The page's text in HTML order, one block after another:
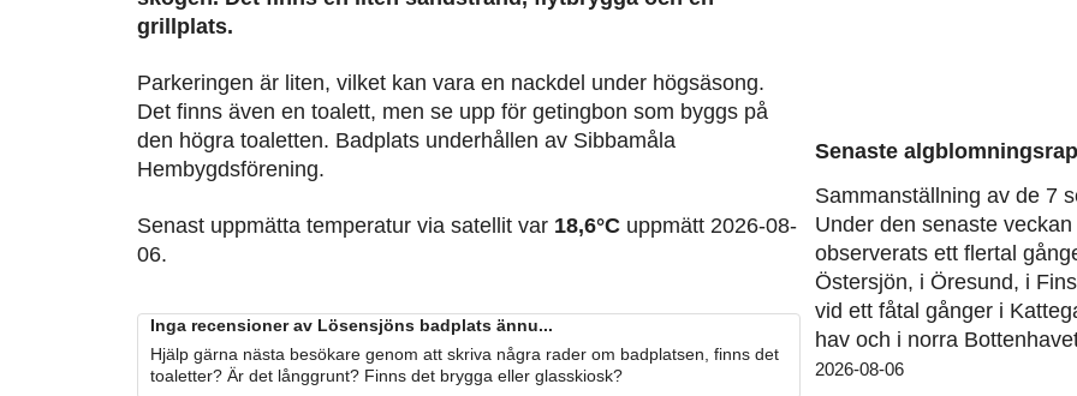
grillplats.
Parkeringen är liten, vilket kan vara en nackdel under högsäsong.
Det finns även en toalett, men se upp för getingbon som byggs på
den högra toaletten. Badplats underhållen av Sibbamåla
Hembygdsförening.
Senast uppmätta temperatur via satellit var 18,6°C uppmätt 2026-08-
06.
Inga recensioner av Lösensjöns badplats ännu...
Hjälp gärna nästa besökare genom att skriva några rader om badplatsen, finns det
toaletter? Är det långgrunt? Finns det brygga eller glasskiosk?
Senaste
Sammanställning av de 7
Under den senaste
observerats ett flertal
Östersjön, i Öresund, i
vid ett fåtal gånger i
hav och i norra
2026-08-06